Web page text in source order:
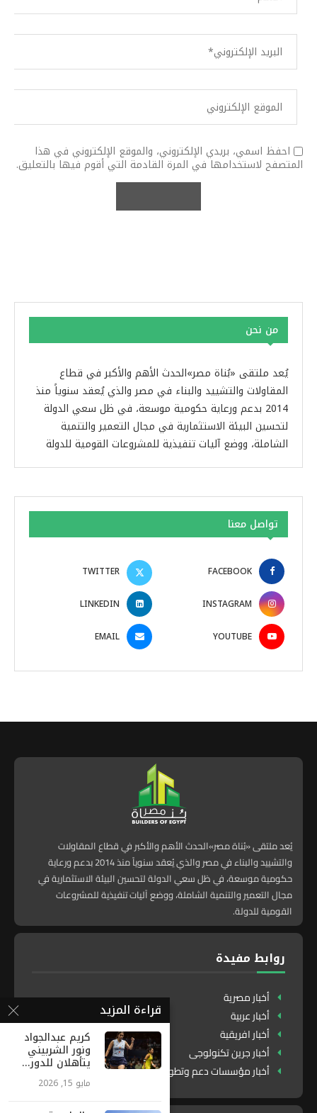
احفظ اسمي، بريدي الإلكتروني، والموقع الإلكتروني في هذا
المتصفح لاستخدامها في المرة القادمة التي أقوم فيها بالتعليق.
من نحن
يُعد ملتقى «بُناة مصر»الحدث الأهم والأكبر في قطاع
المقاولات والتشييد والبناء في مصر والذي يُعقد سنوياً منذ
2014 بدعم ورعاية حكومية موسعة، في ظل سعي الدولة
لتحسين البيئة الاستثمارية في مجال التعمير والتنمية
الشاملة، ووضع آليات تنفيذية للمشروعات القومية للدولة
تواصل معنا
FACEBOOK
TWITTER
INSTAGRAM
LINKEDIN
YOUTUBE
EMAIL
يُعد ملتقى «بُناة مصر»الحدث الأهم والأكبر في قطاع المقاولات
والتشييد والبناء في مصر والذي يُعقد سنوياً منذ 2014 بدعم ورعاية
حكومية موسعة، في ظل سعي الدولة لتحسين البيئة الاستثمارية في
مجال التعمير والتنمية الشاملة، ووضع آليات تنفيذية للمشروعات
القومية للدولة.
روابط مفيدة
أخبار مصرية
أخبار عربية
أخبار افريقية
أخبار جرين تكنولوجى
أخبار مؤسسات دعم وتطوير
قراءة المزيد
كريم عبدالجواد
ونور الشربيني
يتأهلان للدور...
مايو 15, 2026